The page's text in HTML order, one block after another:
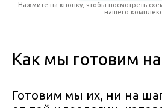
Нажмите на кнопку, чтобы посмотреть
нашего
Как мы готовим
Готовим мы их, ни на